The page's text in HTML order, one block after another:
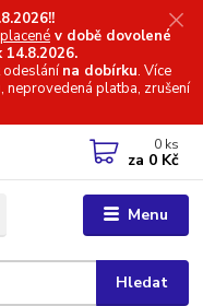
v době dovolené
odeslánína dobírku. Více
neprovedená platba, zrušení
Menu
Hledat
0 ks
za 0 Kč